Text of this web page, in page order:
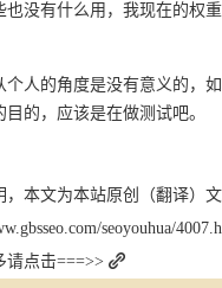
也没有什么用，我现在的权
个人的角度是没有意义的，
目的，应该是在做测试吧。
，本文为本站原创（翻译）
seoyouhua/
请点击===>>